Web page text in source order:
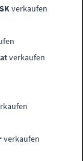
verkaufen
verkaufen
verkaufen